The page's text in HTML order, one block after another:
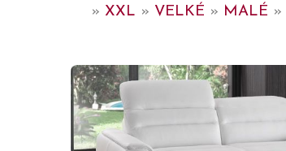
» XXL » VELKÉ » MALÉ »